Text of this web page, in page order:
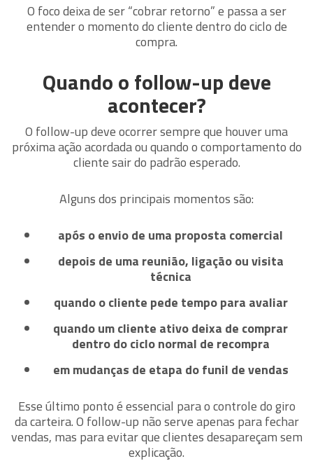
O foco deixa de ser “cobrar retorno” e passa a ser
entender o momento do cliente dentro do ciclo de
compra.
Quando o follow-up deve
acontecer?
O follow-up deve ocorrer sempre que houver uma
próxima ação acordada ou quando o comportamento do
cliente sair do padrão esperado.
Alguns dos principais momentos são:
após o envio de uma proposta comercial
depois de uma reunião, ligação ou visita
técnica
quando o cliente pede tempo para avaliar
quando um cliente ativo deixa de comprar
dentro do ciclo normal de recompra
em mudanças de etapa do funil de vendas
Esse último ponto é essencial para o controle do giro
da carteira. O follow-up não serve apenas para fechar
vendas, mas para evitar que clientes desapareçam sem
explicação.